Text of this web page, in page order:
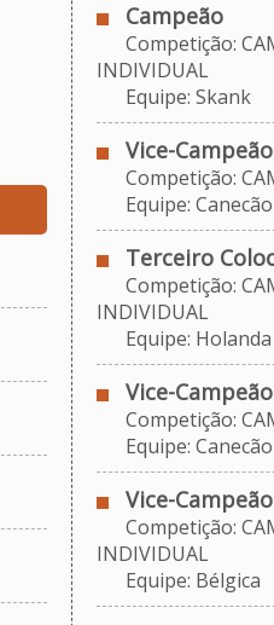
Campeão
Competição:
INDIVIDUAL
Equipe: Skank
Vice-Campeão
Competição:
Equipe:
Terceiro
Competição:
INDIVIDUAL
Equipe: Holanda
Vice-Campeão
Competição:
Equipe:
Vice-Campeão
Competição:
INDIVIDUAL
Equipe: Bélgica